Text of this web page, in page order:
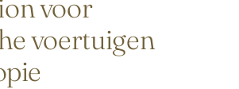
voor
voertuigen